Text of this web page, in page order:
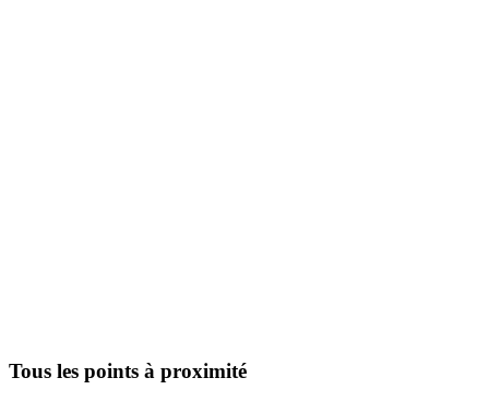
Tous les points à proximité